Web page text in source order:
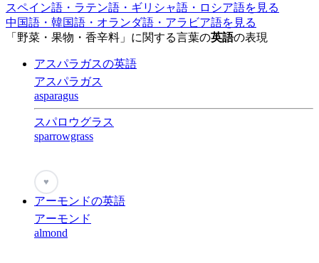
スペイン語・ラテン語・ギリシャ語・ロシア語を見る
中国語・韓国語・オランダ語・アラビア語を見る
「野菜・果物・香辛料」に関する言葉の英語の表現
アスパラガスの英語
アスパラガス
asparagus
スパロウグラス
sparrowgrass
♥
アーモンドの英語
アーモンド
almond